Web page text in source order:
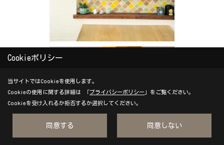
Cookieポリシー
当サイトではCookieを使用します。
Cookieの使用に関する詳細は 「プライバシーポリシー 」をご覧ください。
Cookieを受け入れるか拒否するか選択してください。
同意する 同意しない